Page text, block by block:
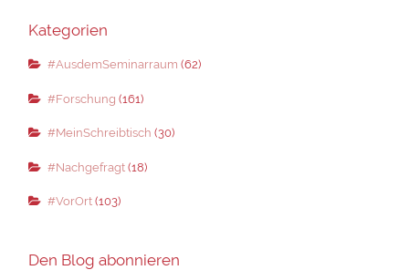
Kategorien
#AusdemSeminarraum (62)
#Forschung (161)
#MeinSchreibtisch (30)
#Nachgefragt(18)
#VorOrt(103)
Den Blog abonnieren